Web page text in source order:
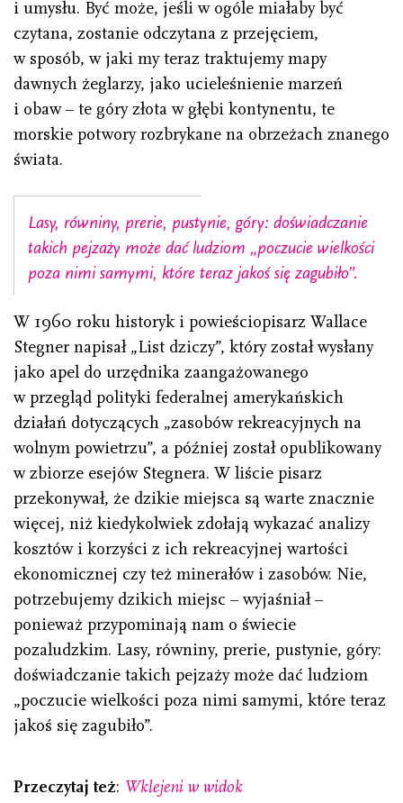
i umysłu. Być może, jeśli w ogóle miałaby być
czytana, zostanie odczytana z przejęciem,
w sposób, w jaki my teraz traktujemy mapy
dawnych żeglarzy, jako ucieleśnienie marzeń
i obaw – te góry złota w głębi kontynentu, te
morskie potwory rozbrykane na obrzeżach znanego
świata.
Lasy, równiny, prerie, pustynie, góry: doświadczanie
takich pejzaży może dać ludziom „poczucie wielkości
poza nimi samymi, które teraz jakoś się zagubiło”.
W 1960 roku historyk i powieściopisarz Wallace
Stegner napisał „List dziczy”, który został wysłany
jako apel do urzędnika zaangażowanego
w przegląd polityki federalnej amerykańskich
działań dotyczących „zasobów rekreacyjnych na
wolnym powietrzu”, a później został opublikowany
w zbiorze esejów Stegnera. W liście pisarz
przekonywał, że dzikie miejsca są warte znacznie
więcej, niż kiedykolwiek zdołają wykazać analizy
kosztów i korzyści z ich rekreacyjnej wartości
ekonomicznej czy też minerałów i zasobów. Nie,
potrzebujemy dzikich miejsc – wyjaśniał –
ponieważ przypominają nam o świecie
pozaludzkim. Lasy, równiny, prerie, pustynie, góry:
doświadczanie takich pejzaży może dać ludziom
„poczucie wielkości poza nimi samymi, które teraz
jakoś się zagubiło”.
Przeczytaj też: Wklejeni w widok